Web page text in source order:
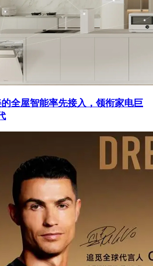
全屋智能率先接入，领衔家电巨